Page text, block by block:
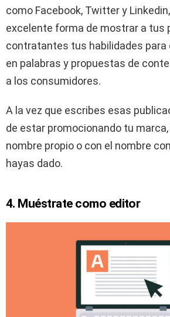
como Facebook, Twitter y
excelente forma de mostrar a tus
contratantes tus habilidades para
en palabras y propuestas de
a los consumidores.
A la vez que escribes esas
de estar promocionando tu marca,
nombre propio o con el nombre
hayas dado.
4. Muéstrate como editor